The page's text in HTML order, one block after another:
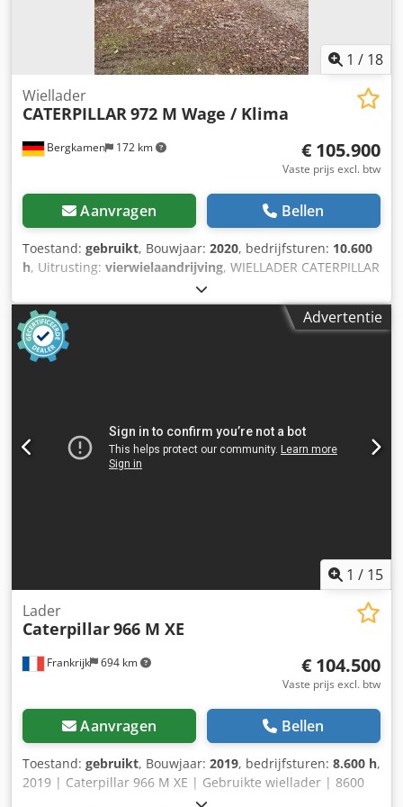
1 / 18
Bergkamen 172 km
Wiellader
CATERPILLAR972 M Wage / Klima
€ 105.900
Vaste prijs excl. btw
Aanvragen Bellen
Toestand: gebruikt, Bouwjaar: 2020, bedrijfsturen: 10.600
h, Uitrusting: vierwielaandrijving, WIELLADER CATERPILLAR
972 XE gebouwd in 2020 10600BS, Motor met ca. 253 kW,
Dcsdpfxju Sgd Se Anvjk durven, klimaat zeer goed, als
nieuwstaat Netto plus 19% BTW
Advertentie
1 / 15
Frankrijk 694 km
Lader
Caterpillar966 M XE
€ 104.500
Vaste prijs excl. btw
Aanvragen Bellen
Toestand: gebruikt, Bouwjaar: 2019, bedrijfsturen: 8.600 h,
2019 | Caterpillar 966 M XE | Gebruikte wiellader | 8600
uur 📍Locatie: Frankrijk Dcsdpeyywnlefx Anvjk 🚛 Levering